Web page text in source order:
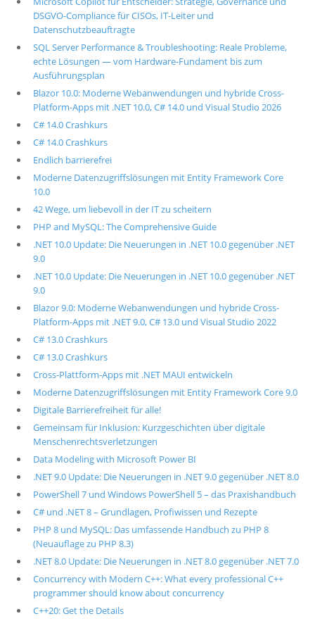
DSGVO-Compliance für CISOs, IT-Leiter und
Datenschutzbeauftragte
SQL Server Performance & Troubleshooting: Reale Probleme,
echte Lösungen — vom Hardware-Fundament bis zum
Ausführungsplan
Blazor 10.0: Moderne Webanwendungen und hybride Cross-
Platform-Apps mit .NET 10.0, C# 14.0 und Visual Studio 2026
C# 14.0 Crashkurs
C# 14.0 Crashkurs
Endlich barrierefrei
Moderne Datenzugriffslösungen mit Entity Framework Core
10.0
42 Wege, um liebevoll in der IT zu scheitern
PHP and MySQL: The Comprehensive Guide
.NET 10.0 Update: Die Neuerungen in .NET 10.0 gegenüber .NET
9.0
.NET 10.0 Update: Die Neuerungen in .NET 10.0 gegenüber .NET
9.0
Blazor 9.0: Moderne Webanwendungen und hybride Cross-
Platform-Apps mit .NET 9.0, C# 13.0 und Visual Studio 2022
C# 13.0 Crashkurs
C# 13.0 Crashkurs
Cross-Plattform-Apps mit .NET MAUI entwickeln
Moderne Datenzugriffslösungen mit Entity Framework Core 9.0
Digitale Barrierefreiheit für alle!
Gemeinsam für Inklusion: Kurzgeschichten über digitale
Menschenrechtsverletzungen
Data Modeling with Microsoft Power BI
.NET 9.0 Update: Die Neuerungen in .NET 9.0 gegenüber .NET 8.0
PowerShell 7 und Windows PowerShell 5 – das Praxishandbuch
C# und .NET 8 – Grundlagen, Profiwissen und Rezepte
PHP 8 und MySQL: Das umfassende Handbuch zu PHP 8
(Neuauflage zu PHP 8.3)
.NET 8.0 Update: Die Neuerungen in .NET 8.0 gegenüber .NET 7.0
Concurrency with Modern C++: What every professional C++
programmer should know about concurrency
C++20: Get the Details